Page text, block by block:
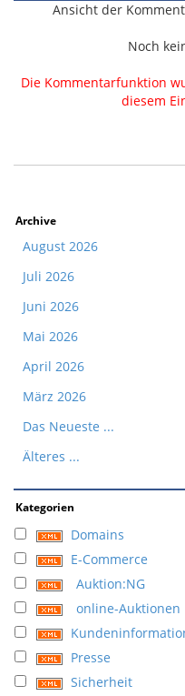
Ansicht der
Noch
Die Kommentarfunktion
diesem
Archive
August 2026
Juli 2026
Juni 2026
Mai 2026
April 2026
März 2026
Das Neueste ...
Älteres ...
Kategorien
Domains
E-Commerce
Auktion:NG
online-Auktionen
Presse
Sicherheit